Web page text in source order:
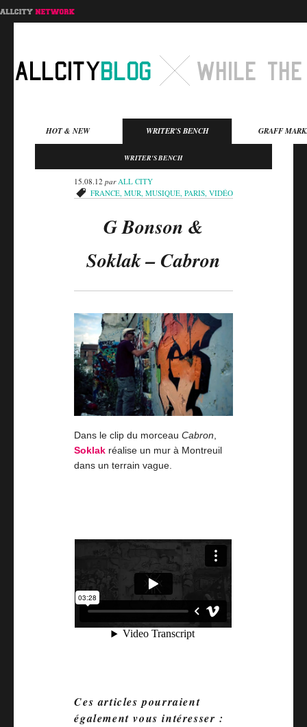
Aller au contenu
Aller au contenu
HOT & NEW WRITER'S BENCH GRAFF
WRITER'S BENCH
15.08.12 par ALL CITY
FRANCE, MUR MUSIQUE, PARIS, VIDÉO
G Bonson &
Soklak – Cabron
Dans le clip du morceauCabron,
Soklak réalise un mur à Montreuil
dans un terrain vague.
Ces articles pourraient
également vous intéresser :